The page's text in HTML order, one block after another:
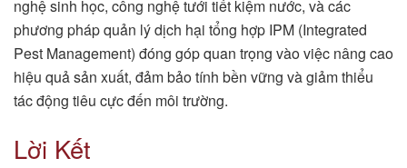
nghệ sinh học, công nghệ tưới tiết kiệm nước, và các
phương pháp quản lý dịch hại tổng hợp IPM (Integrated
Pest Management) đóng góp quan trọng vào việc nâng cao
hiệu quả sản xuất, đảm bảo tính bền vững và giảm thiểu
tác động tiêu cực đến môi trường.
Lời Kết